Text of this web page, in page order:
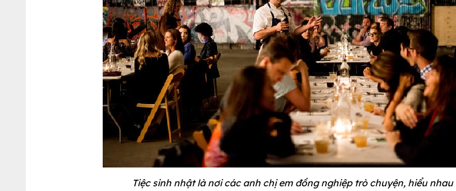
Tiệc sinh nhật là nơi các anh chị em đồng nghiệp trò chuyện, hiểu nhau